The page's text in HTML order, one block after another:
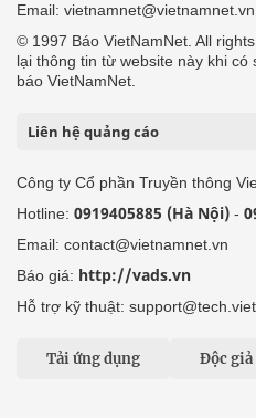
Email: vietnamnet@vietnamnet.vn
© 1997 Báo VietNamNet. All
lại thông tin từ website này khi
báo VietNamNet.
Liên hệ quảng cáo
Công ty Cổ phần Truyền thông
Hotline: 0919405885 (Hà Nội) -
Email: contact@vietnamnet.vn
Báo giá: http://vads.vn
Hỗ trợ kỹ thuật:
Tải ứng dụng Độc giả